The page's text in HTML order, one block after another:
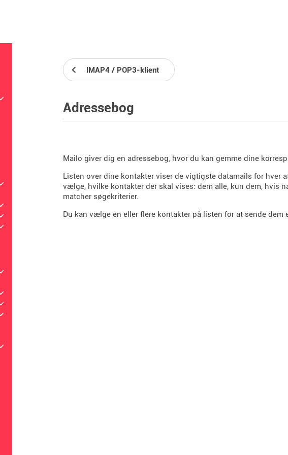
IMAP4 / POP3-klient
Adressebog
Mailo giver dig en adressebog, hvor du kan gemme dine
Listen over dine kontakter viser de vigtigste datamails for hver
vælge, hvilke kontakter der skal vises: dem alle, kun dem, hvis
matcher søgekriterier.
Du kan vælge en eller flere kontakter på listen for at sende dem